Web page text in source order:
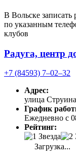
В Вольске записать
по указанным
клубов
Радуга, центр
+7 (84593) 7‒02‒32
Адрес:
улица
График
Ежедневно с
Рейтинг:
Загрузка...